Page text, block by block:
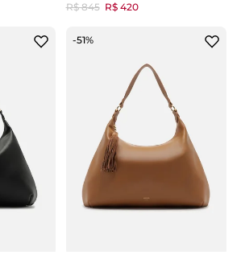
R$ 845 R$ 420
-51%